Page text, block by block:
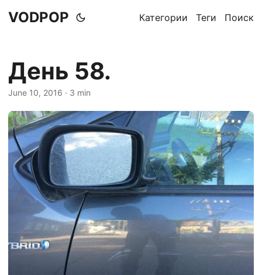
VODPOP Категории Теги Поиск
День 58.
June 10, 2016 · 3 min